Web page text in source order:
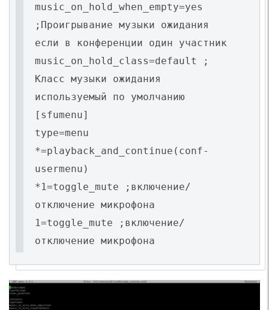
music_on_hold_when_empty=yes
;Проигрывание музыки ожидания
если в конференции один участник
music_on_hold_class=default ;
Класс музыки ожидания
используемый по умолчанию
[sfumenu]
type=menu
*=playback_and_continue(conf-
usermenu)
*1=toggle_mute ;включение/
отключение микрофона
1=toggle_mute ;включение/
отключение микрофона